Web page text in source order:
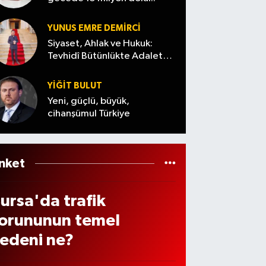
ı
mmat
aranıy
or
YUNUS EMRE DEMIRCI
Siyaset, Ahlak ve Hukuk:
Tevhidî Bütünlükte Adalet
YİĞİT BULUT
Yeni, güçlü, büyük,
cihanşümul Türkiye
trafik
temel
ne?